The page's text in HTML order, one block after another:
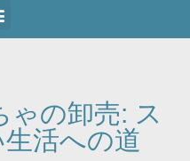
ゃの卸売: ス
活への道